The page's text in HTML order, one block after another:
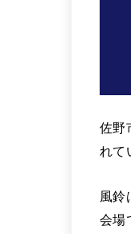
佐野
れて
風鈴
会場